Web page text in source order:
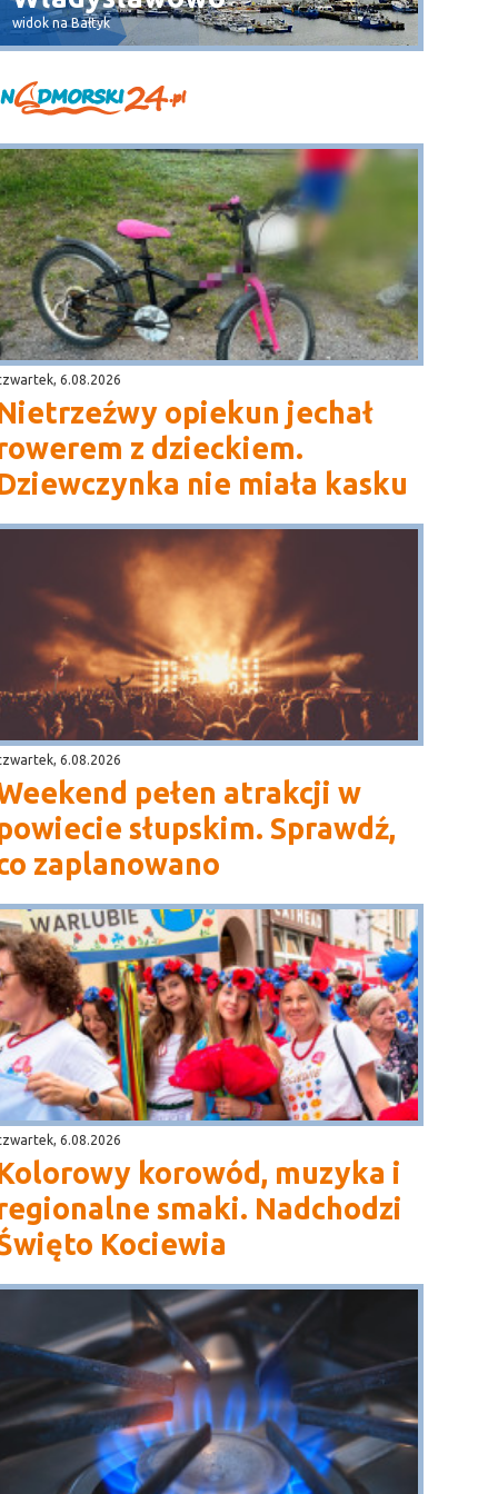
widok na Półwysep Helski
6.08.2026
opiekun jechał
z dzieckiem.
nie miała kasku
6.08.2026
pełen atrakcji w
słupskim. Sprawdź,
zaplanowano
6.08.2026
korowód, muzyka i
smaki. Nadchodzi
Kociewia